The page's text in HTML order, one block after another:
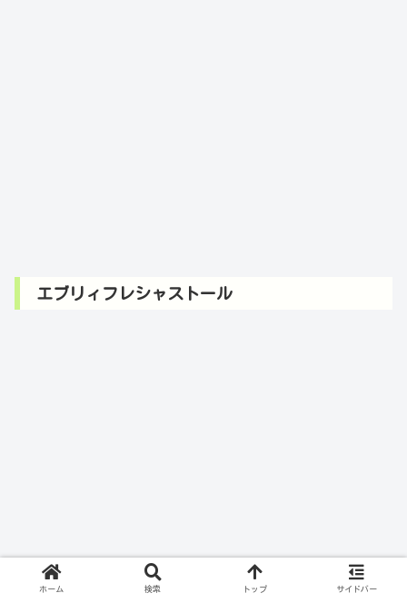
エブリィフレシャストール
ホーム 検索 トップ サイドバー